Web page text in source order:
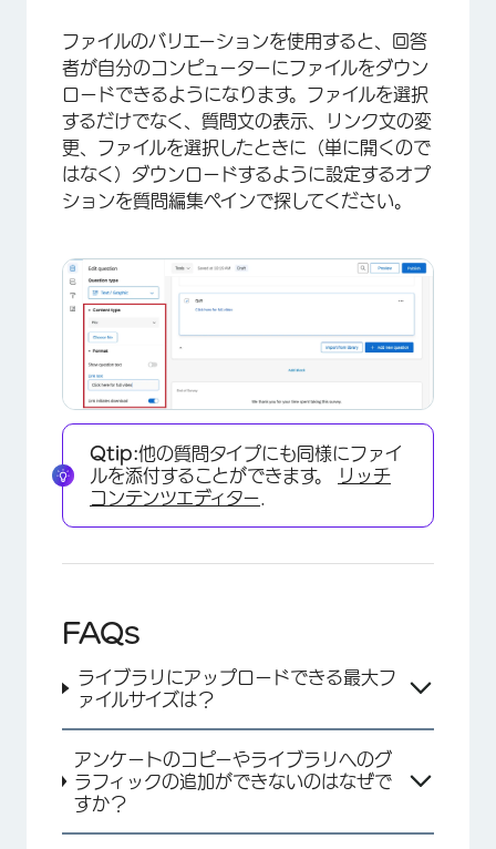
ファイルのバリエーションを使用すると、回答
者が自分のコンピューターにファイルをダウン
ロードできるようになります。ファイルを選択
するだけでなく、質問文の表示、リンク文の変
更、ファイルを選択したときに（単に開くので
はなく）ダウンロードするように設定するオプ
ションを質問編集ペインで探してください。
×
Qtip:他の質問タイプにも同様にファイ
ルを添付することができます。
リッチ
コンテンツエディター
FAQs
ライブラリにアップロードできる最大フ
ァイルサイズは？
アンケートのコピーやライブラリへのグ
ラフィックの追加ができないのはなぜで
すか？